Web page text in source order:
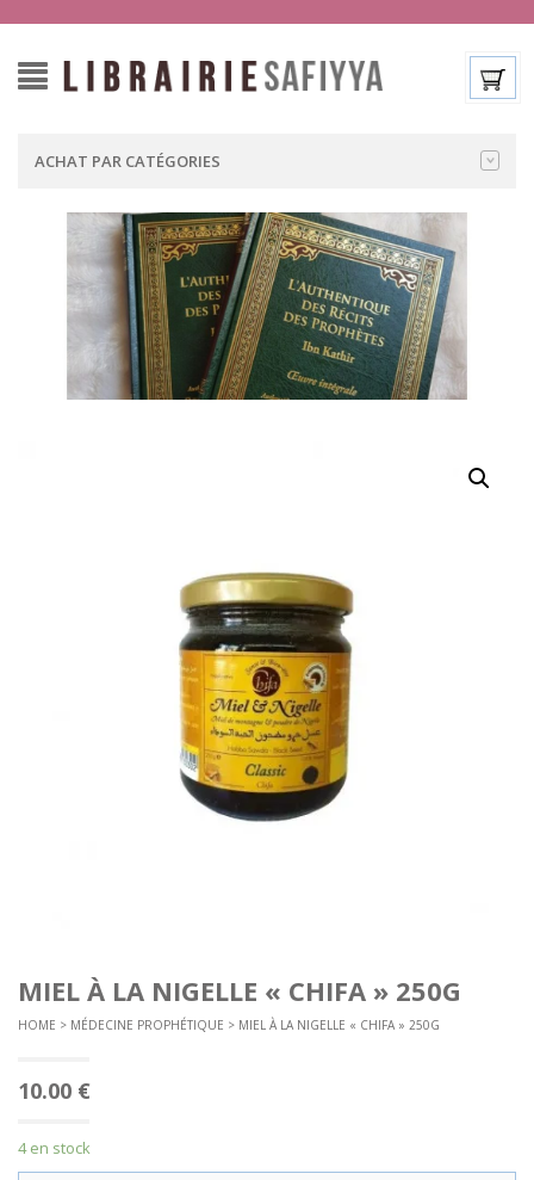
ACHAT PAR CATÉGORIES
MIEL À LA NIGELLE « CHIFA » 250G
HOME > MÉDECINE PROPHÉTIQUE > MIEL À LA NIGELLE « CHIFA » 250G
10.00 €
4 en stock